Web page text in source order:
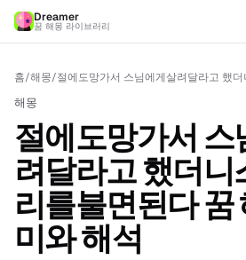
Dreamer
꿈 해몽 라이브러리
홈/해몽/
해몽
절에도망가서 스
려달라고 했더니
리를불면된다 꿈
미와 해석